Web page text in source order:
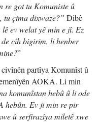
re got tu Komuniste û
tu çima dixwaze?” Dibê
ev welat yê min e jî. Ez
cîh bigirim, li henber
”
partîya Komunîst û
AOKA. Li min
komunîstan hebû û li ode
hebûn. Ev ji min re pir
û serfirazîya miletê xwe